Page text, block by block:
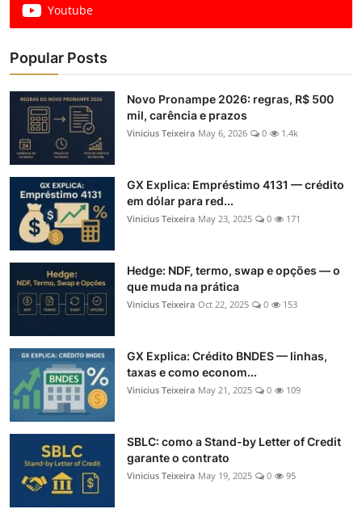
Youtube
Popular Posts
Novo Pronampe 2026: regras, R$ 500
mil, carência e prazos
Vinicius Teixeira May 6, 2026 0 1.4k
GX Explica: Empréstimo 4131 — crédito
em dólar para red...
Vinicius Teixeira May 23, 2025 0 171
Hedge: NDF, termo, swap e opções — o
que muda na prática
Vinicius Teixeira Oct 22, 2025 0 153
GX Explica: Crédito BNDES — linhas,
taxas e como econom...
Vinicius Teixeira May 21, 2025 0 109
SBLC: como a Stand-by Letter of Credit
garante o contrato
Vinicius Teixeira May 19, 2025 0 95